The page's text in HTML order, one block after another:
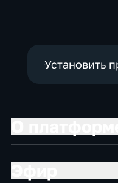
Установить